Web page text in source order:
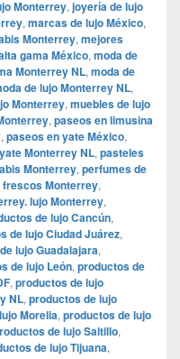
Monterrey, joyería de lujo
, marcas de lujo México,
Monterrey, mejores
gama México, moda de
Monterrey NL, moda de
de lujo Monterrey NL,
Monterrey, muebles de lujo
, paseos en limusina
, paseos en yate México,
Monterrey NL, pasteles
Monterrey, perfumes de
Monterrey,
lujo Monterrey,
de lujo Cancún,
de lujo Ciudad Juárez,
lujo Guadalajara,
de lujo León, productos de
, productos de lujo
NL, productos de lujo
Morelia, productos de lujo
de lujo Saltillo,
de lujo Tijuana,